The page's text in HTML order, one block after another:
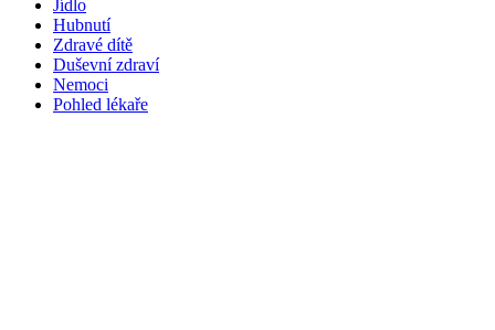
Jídlo
Hubnutí
Zdravé dítě
Duševní zdraví
Nemoci
Pohled lékaře